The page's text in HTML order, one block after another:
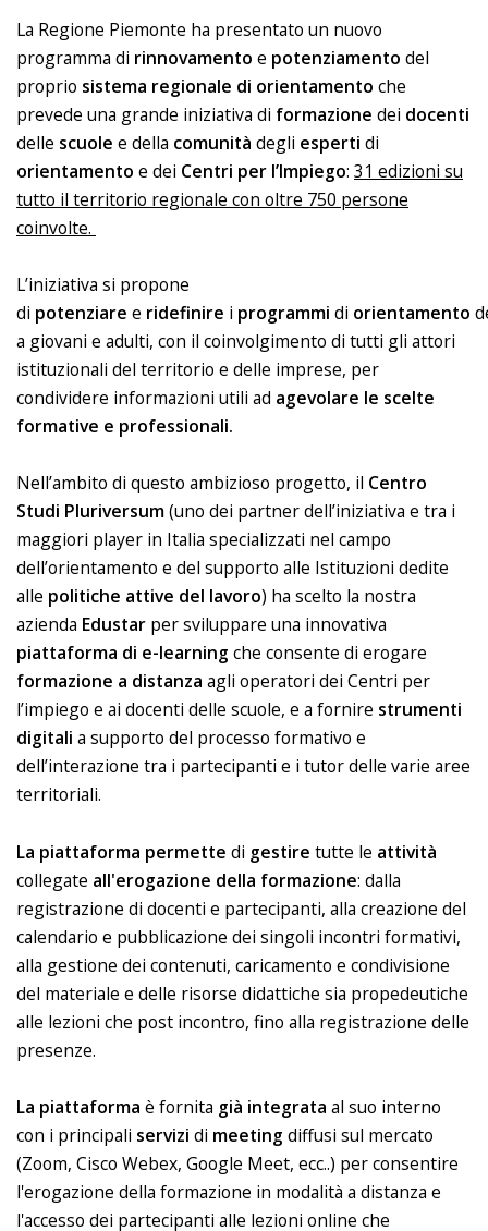
La Regione Piemonte ha presentato un nuovo
programma di rinnovamento e potenziamento del
proprio sistema regionale di orientamento che
prevede una grande iniziativa di formazione dei docenti
delle scuole e della comunità degli esperti di
orientamento e dei Centri per l’Impiego: 31 edizioni su
tutto il territorio regionale con oltre 750 persone
coinvolte.
L’iniziativa si propone
di potenziare e ridefinire i programmi di orientamento
a giovani e adulti, con il coinvolgimento di tutti gli attori
istituzionali del territorio e delle imprese, per
condividere informazioni utili ad agevolare le scelte
formative e professionali.
Nell’ambito di questo ambizioso progetto, il Centro
Studi Pluriversum(uno dei partner dell’iniziativa e tra i
maggiori player in Italia specializzati nel campo
dell’orientamento e del supporto alle Istituzioni dedite
alle politiche attive del lavoro) ha scelto la nostra
azienda Edustar per sviluppare una innovativa
piattaforma di e-learning che consente di erogare
formazione a distanza agli operatori dei Centri per
l’impiego e ai docenti delle scuole, e a fornire strumenti
digitali a supporto del processo formativo e
dell’interazione tra i partecipanti e i tutor delle varie aree
territoriali.
La piattaforma permette di gestire tutte le attività
collegate all'erogazione della formazione: dalla
registrazione di docenti e partecipanti, alla creazione del
calendario e pubblicazione dei singoli incontri formativi,
alla gestione dei contenuti, caricamento e condivisione
del materiale e delle risorse didattiche sia propedeutiche
alle lezioni che post incontro, fino alla registrazione delle
presenze.
La piattaforma è fornita già integrata al suo interno
con i principali servizi di meeting diffusi sul mercato
(Zoom, Cisco Webex, Google Meet, ecc..) per consentire
l'erogazione della formazione in modalità a distanza e
l'accesso dei partecipanti alle lezioni online che